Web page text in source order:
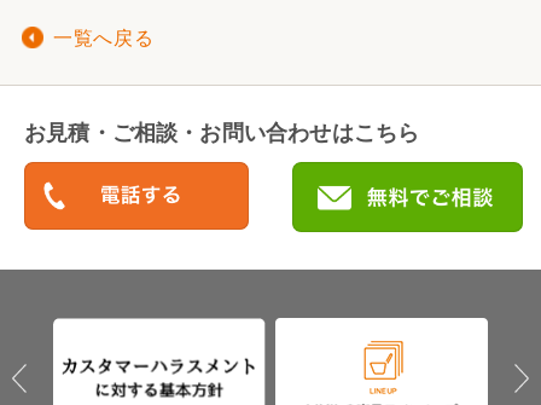
一覧へ戻る
お見積・ご相談・お問い合わせはこちら